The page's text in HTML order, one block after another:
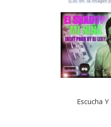
(Clic en la Imagen
Escucha